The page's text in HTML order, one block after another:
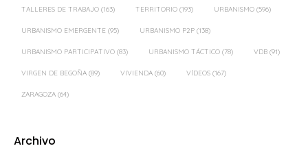
TALLERES DE TRABAJO (163) TERRITORIO (193) URBANISMO (596)
URBANISMO EMERGENTE (95) URBANISMO P2P (138)
URBANISMO PARTICIPATIVO (83) URBANISMO TÁCTICO (78) VDB (91)
VIRGEN DE BEGOÑA (89) VIVIENDA (60) VÍDEOS (167)
ZARAGOZA (64)
Archivo